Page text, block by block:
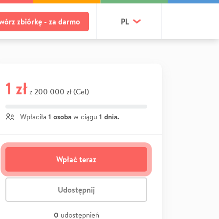
zbiórkę - za darmo PL
1 zł z 200 000 zł (Cel)
Wpłaciła 1 osoba w ciągu 1 dnia.
Wpłać teraz
Udostępnij
0 udostępnień